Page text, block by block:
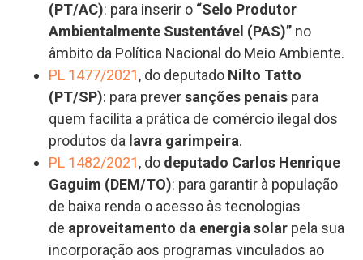
(PT/AC): para inserir o “Selo Produtor
Ambientalmente Sustentável (PAS)” no
âmbito da Política Nacional do Meio Ambiente.
PL 1477/2021, do deputado Nilto Tatto
(PT/SP): para preversanções penais para
quem facilita a prática de comércio ilegal dos
produtos da lavra garimpeira.
PL 1482/2021, do deputado Carlos Henrique
Gaguim (DEM/TO): para garantir à população
de baixa renda o acesso às tecnologias
de aproveitamento da energia solar pela sua
incorporação aos programas vinculados ao